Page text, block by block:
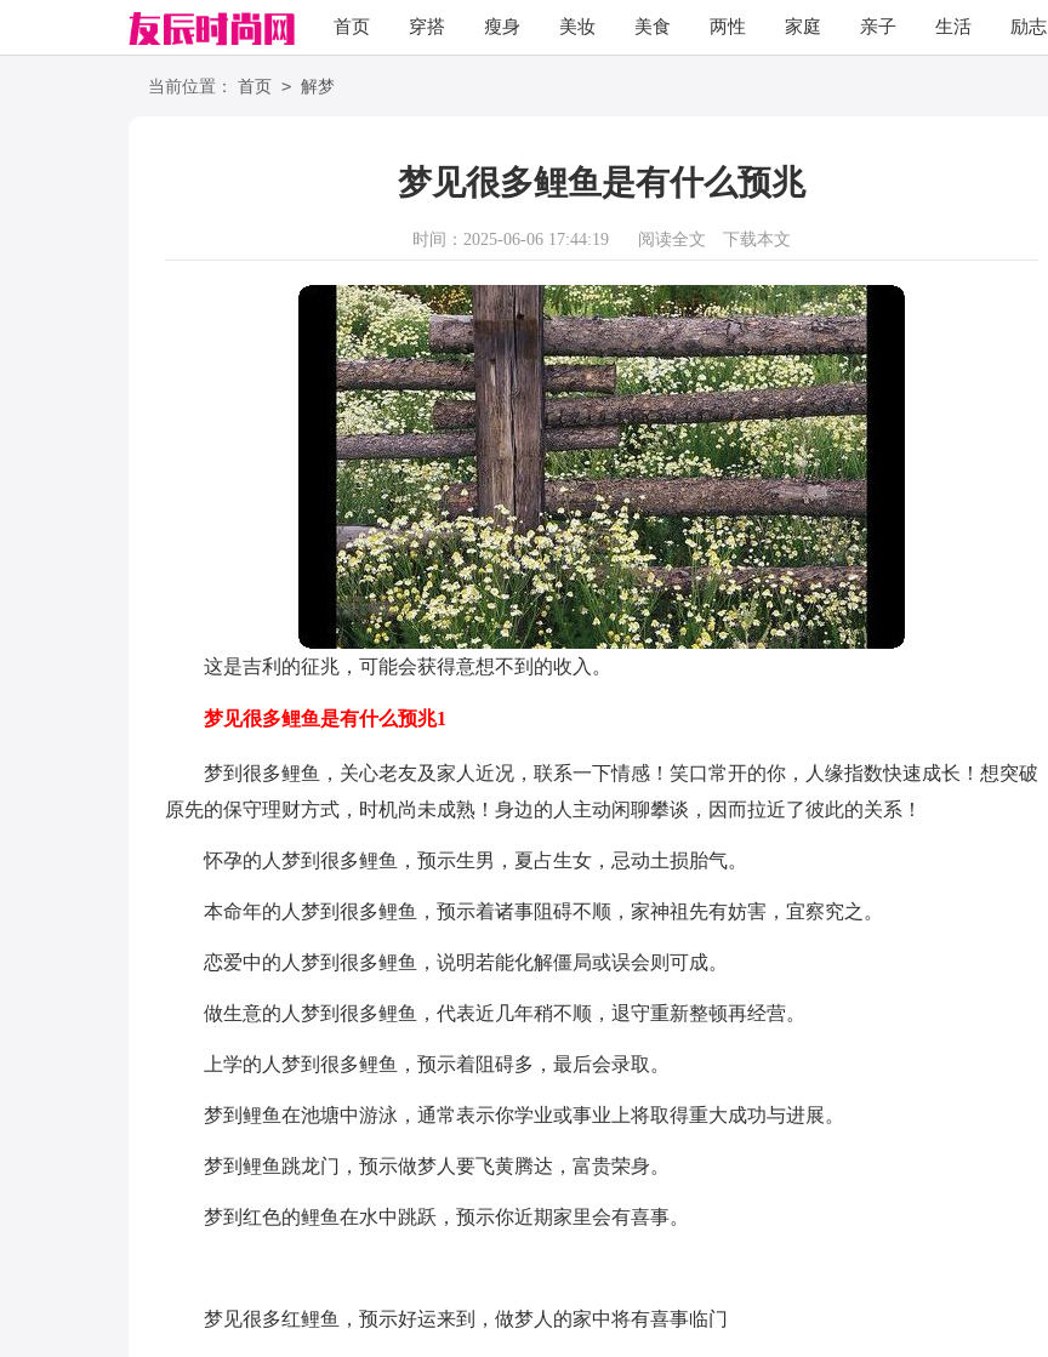
首页 穿搭 瘦身 美妆 美食 两性 家庭 亲子 生活 励志
当前位置： 首页 > 解梦
梦见很多鲤鱼是有什么预兆
时间：2025-06-06 17:44:19 阅读全文 下载本文
这是吉利的征兆，可能会获得意想不到的收入。
梦见很多鲤鱼是有什么预兆1
梦到很多鲤鱼，关心老友及家人近况，联系一下情感！笑口常开的你，人缘指数快速成长！想突破
原先的保守理财方式，时机尚未成熟！身边的人主动闲聊攀谈，因而拉近了彼此的关系！
怀孕的人梦到很多鲤鱼，预示生男，夏占生女，忌动土损胎气。
本命年的人梦到很多鲤鱼，预示着诸事阻碍不顺，家神祖先有妨害，宜察究之。
恋爱中的人梦到很多鲤鱼，说明若能化解僵局或误会则可成。
做生意的人梦到很多鲤鱼，代表近几年稍不顺，退守重新整顿再经营。
上学的人梦到很多鲤鱼，预示着阻碍多，最后会录取。
梦到鲤鱼在池塘中游泳，通常表示你学业或事业上将取得重大成功与进展。
梦到鲤鱼跳龙门，预示做梦人要飞黄腾达，富贵荣身。
梦到红色的鲤鱼在水中跳跃，预示你近期家里会有喜事。
梦见很多红鲤鱼，预示好运来到，做梦人的家中将有喜事临门